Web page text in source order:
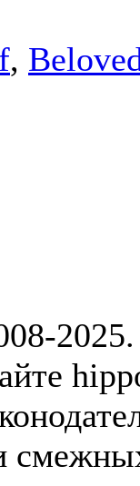
,